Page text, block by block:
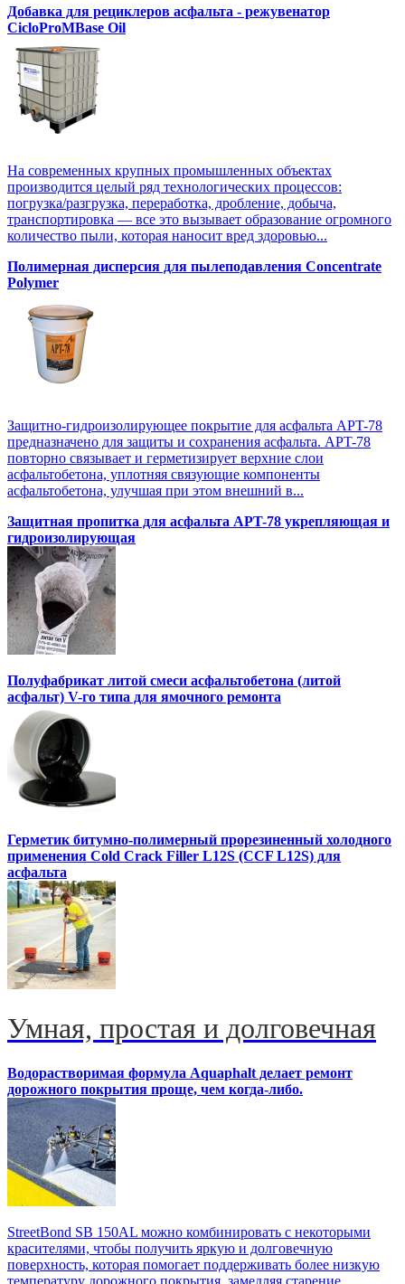
Добавка для рециклеров асфальта - режувенатор
CicloProMBase Oil
На современных крупных промышленных объектах
производится целый ряд технологических процессов:
погрузка/разгрузка, переработка, дробление, добыча,
транспортировка — все это вызывает образование огромного
количество пыли, которая наносит вред здоровью...
Полимерная дисперсия для пылеподавления Concentrate
Polymer
Защитно-гидроизолирующее покрытие для асфальта APT-78
предназначено для защиты и сохранения асфальта. APT-78
повторно связывает и герметизирует верхние слои
асфальтобетона, уплотняя связующие компоненты
асфальтобетона, улучшая при этом внешний в...
Защитная пропитка для асфальта APT-78 укрепляющая и
гидроизолирующая
Полуфабрикат литой смеси асфальтобетона (литой
асфальт) V-го типа для ямочного ремонта
Герметик битумно-полимерный прорезиненный холодного
применения Cold Crack Filler L12S (ССF L12S) для
асфальта
Умная, простая и долговечная
Водорастворимая формула Aquaphalt делает ремонт
дорожного покрытия проще, чем когда-либо.
StreetBond SB 150AL можно комбинировать с некоторыми
красителями, чтобы получить яркую и долговечную
поверхность, которая помогает поддерживать более низкую
температуру дорожного покрытия, замедляя старение,